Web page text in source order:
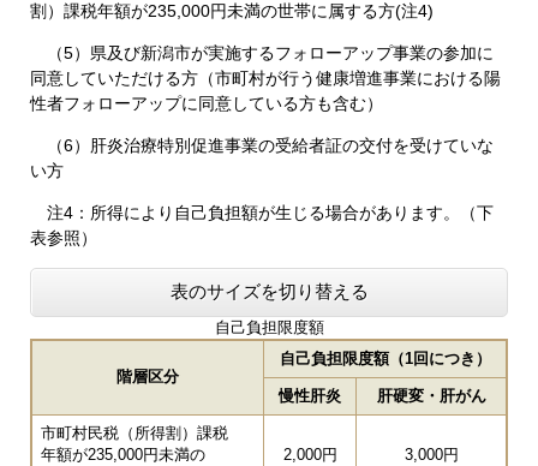
割）課税年額が235,000円未満の世帯に属する方(注4)
（5）県及び新潟市が実施するフォローアップ事業の参加に
同意していただける方（市町村が行う健康増進事業における陽
性者フォローアップに同意している方も含む）
（6）肝炎治療特別促進事業の受給者証の交付を受けていな
い方
注4：所得により自己負担額が生じる場合があります。（下
表参照）
表のサイズを切り替える
自己負担限度額
階層区分
自己負担限度額（1回につき）
慢性肝炎 肝硬変・肝がん
市町村民税（所得割）課税
年額が235,000円未満の
2,000円 3,000円